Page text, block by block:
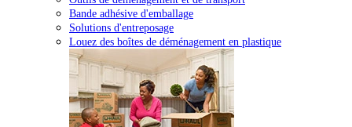
Bande adhésive d'emballage
Solutions d'entreposage
Louez des boîtes de déménagement en plastique